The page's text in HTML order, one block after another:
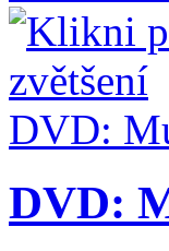
DVD: